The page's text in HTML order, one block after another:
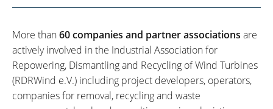
More than60 companies and partner associations are
actively involved in the Industrial Association for
Repowering, Dismantling and Recycling of Wind Turbines
(RDRWind e.V.) including project developers, operators,
companies for removal, recycling and waste